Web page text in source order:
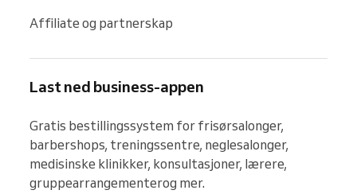
Affiliate og partnerskap
Last ned business-appen
Gratis bestillingssystem for frisørsalonger,
barbershops, treningssentre, neglesalonger,
medisinske klinikker, konsultasjoner, lærere,
gruppearrangementerog mer.